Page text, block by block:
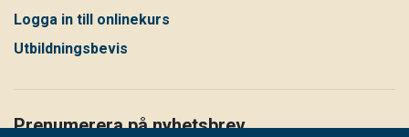
Logga in till onlinekurs
Utbildningsbevis
Prenumerera på nyhetsbrev